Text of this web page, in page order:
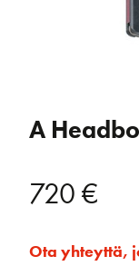
A
720€
Ota yhteyttä,